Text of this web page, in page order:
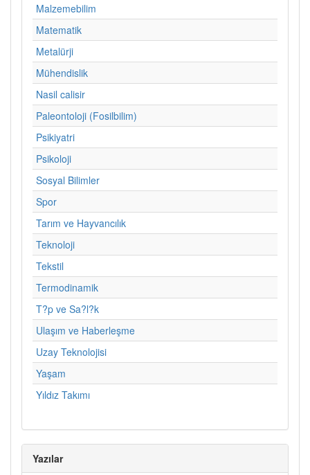
Malzemebilim
Matematik
Metalürji
Mühendislik
Nasil calisir
Paleontoloji (Fosilbilim)
Psikiyatri
Psikoloji
Sosyal Bilimler
Spor
Tarım ve Hayvancılık
Teknoloji
Tekstil
Termodinamik
T?p ve Sa?l?k
Ulaşım ve Haberleşme
Uzay Teknolojisi
Yaşam
Yıldız Takımı
Yazılar